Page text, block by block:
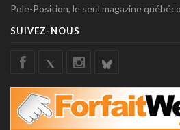
Pole-Position, le seul magazine
SUIVEZ-NOUS